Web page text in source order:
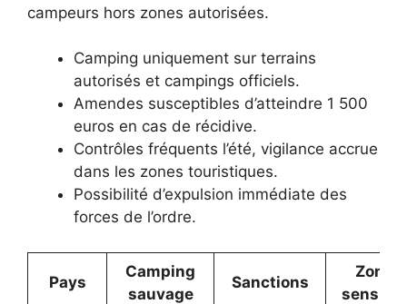
campeurs hors zones autorisées.
Camping uniquement sur terrains
autorisés et campings officiels.
Amendes susceptibles d’atteindre 1 500
euros en cas de récidive.
Contrôles fréquents l’été, vigilance accrue
dans les zones touristiques.
Possibilité d’expulsion immédiate des
forces de l’ordre.
Pays
Camping
sauvage
Sanctions
Zones